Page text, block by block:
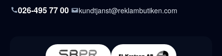
026-495 77 00 kundtjanst@reklambutiken.com